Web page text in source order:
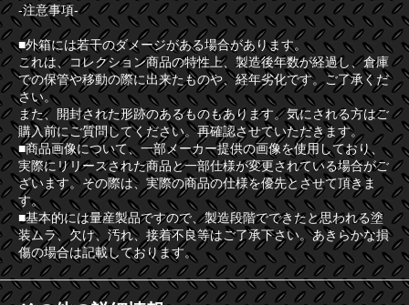
-注意事項-
■外箱には若干のダメージがある場合があります。
これは、コレクション商品の特性上、製造後年数が経過し、倉庫
での保管や移動の際に出来たものや、経年劣化です。ご了承くだ
さい。
また、開封された形跡のあるものもあります。気にされる方はご
購入前にご質問してください。再確認させていただきます。
■商品画像について、一部メーカー提供の画像を使用しており、
実際にリリースされた商品と一部仕様が変更されている場合がご
ざいます。その際は、実際の商品の仕様を優先とさせて頂きま
す。
■基本的には量産製品ですので、製造段階でできたと思われる塗
装ムラ、欠け、汚れ、接着不良等はご了承下さい。あきらかな損
傷の場合は記載しております。